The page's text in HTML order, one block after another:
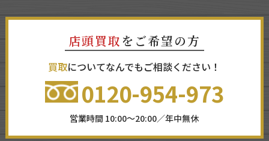
店頭買取 をご希望の方
買取についてなんでもご相談ください！
0120-954-973
営業時間 10:00～20:00／年中無休